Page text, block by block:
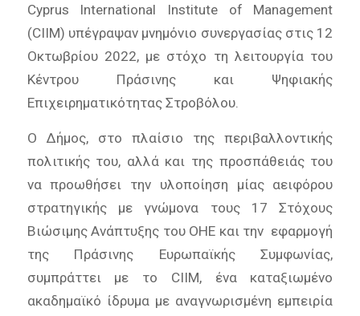
Cyprus International Institute of Management
(CIIM) υπέγραψαν μνημόνιο συνεργασίας στις 12
Οκτωβρίου 2022, με στόχο τη λειτουργία του
Κέντρου Πράσινης και Ψηφιακής
Επιχειρηματικότητας Στροβόλου.
Ο Δήμος, στο πλαίσιο της περιβαλλοντικής
πολιτικής του, αλλά και της προσπάθειάς του
να προωθήσει την υλοποίηση μίας αειφόρου
στρατηγικής με γνώμονα τους 17 Στόχους
Βιώσιμης Ανάπτυξης του ΟΗΕ και την εφαρμογή
της Πράσινης Ευρωπαϊκής Συμφωνίας,
συμπράττει με το CIIM, ένα καταξιωμένο
ακαδημαϊκό ίδρυμα με αναγνωρισμένη εμπειρία